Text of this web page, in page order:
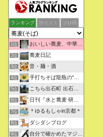
ランキング ポイント ブロ画
1位 おいしい蕎麦、中華そばを求めて彷徨うブログ
2位 蕎麦日記
3位 音・麺・酒
4位 手打ちそば龍瓶の“いつも心に太陽を”
5位 こちら出石町 出石そばの「田中屋食品製造部」
6位 日刊『水と蕎麦 研究図鑑』
7位 ＊ゆるもしゃin京都＊
8位 ダシダシブログ
9位 自分で確かめたマジな近現代史・グルメな蕎麦・キレイなお花さん